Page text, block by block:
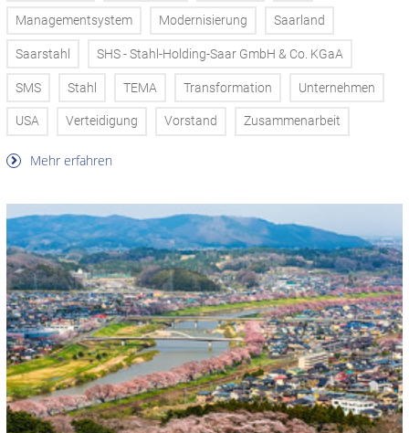
Managementsystem Modernisierung Saarland
Saarstahl SHS - Stahl-Holding-Saar GmbH & Co. KGaA
SMS Stahl TEMA Transformation Unternehmen
USA Verteidigung Vorstand Zusammenarbeit
Mehr erfahren